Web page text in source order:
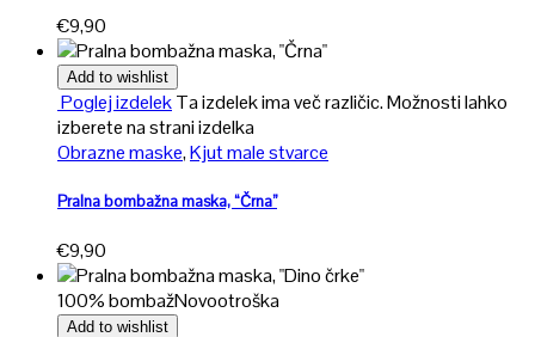
€9,90
Add to wishlist
Poglej izdelekTa izdelek ima več različic. Možnosti lahko
izberete na strani izdelka
Obrazne maske,Kjut male stvarce
Pralna bombažna maska, “Črna”
€9,90
100% bombažNovootroška
Add to wishlist